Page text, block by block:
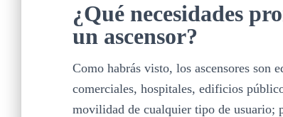
¿Qué necesidades
un ascensor?
Como habrás visto, los ascensores son
comerciales, hospitales, edificios
movilidad de cualquier tipo de usuario;